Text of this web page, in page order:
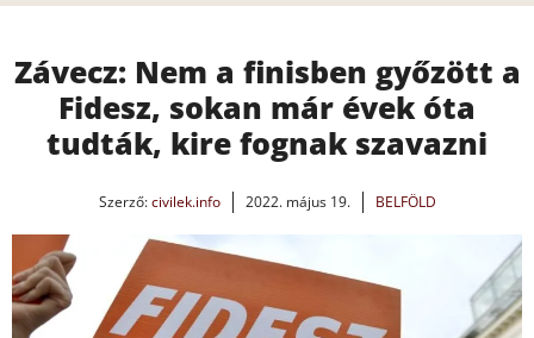
Závecz: Nem a finisben győzött a
Fidesz, sokan már évek óta
tudták, kire fognak szavazni
Szerző:civilek.info 2022. május 19. BELFÖLD